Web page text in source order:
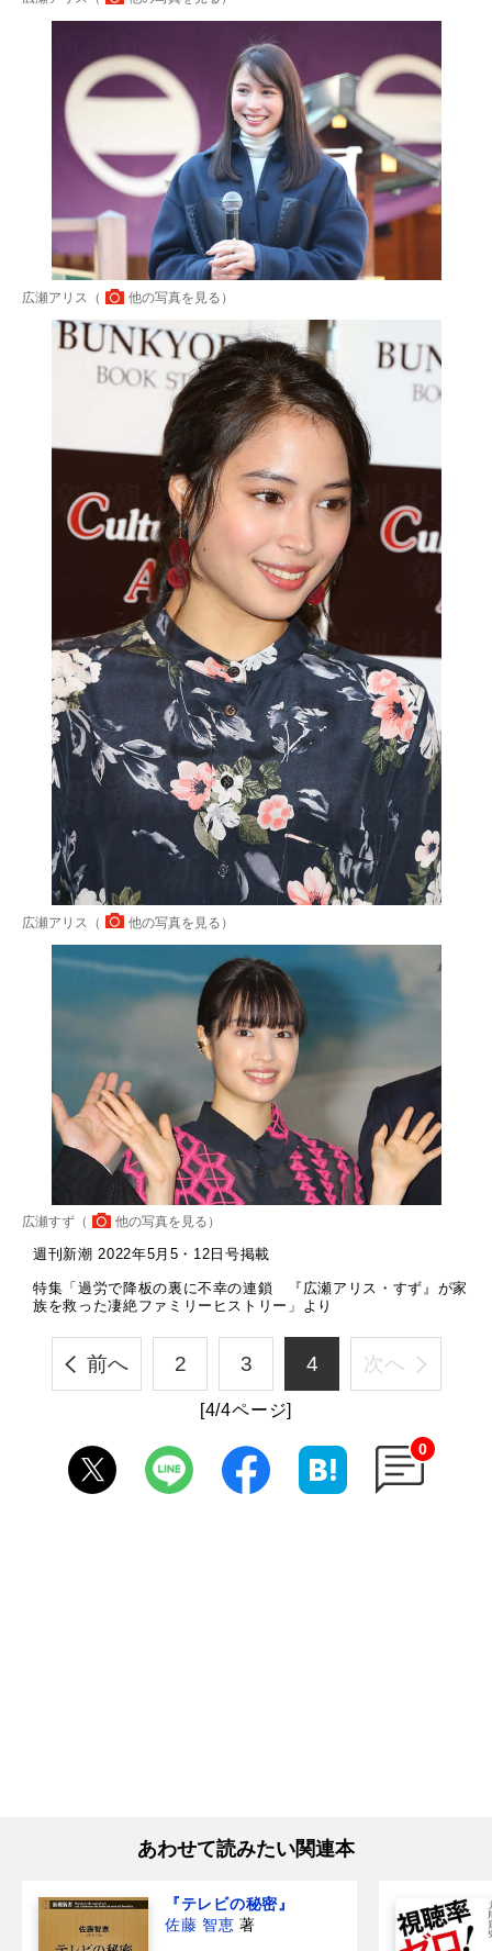
広瀬アリス（ 他の写真を見る ）
広瀬アリス（ 他の写真を見る ）
広瀬すず（ 他の写真を見る ）
週刊新潮 2022年5月5・12日号掲載
特集「過労で降板の裏に不幸の連鎖 『広瀬アリス・すず』が家
族を救った凄絶ファミリーヒストリー」より
前へ 2 3 4 次へ
[4/4ページ]
0
あわせて読みたい関連本
『テレビの秘密』
佐藤 智恵 著